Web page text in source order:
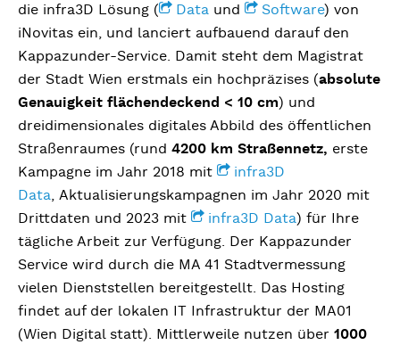
die infra3D Lösung (
Data und Software) von
iNovitas ein, und lanciert aufbauend darauf den
Kappazunder-Service. Damit steht dem Magistrat
der Stadt Wien erstmals ein hochpräzises (absolute
Genauigkeit flächendeckend < 10 cm) und
dreidimensionales digitales Abbild des öffentlichen
Straßenraumes (rund 4200 km Straßennetz, erste
Kampagne im Jahr 2018 mit
infra3D
Data, Aktualisierungskampagnen im Jahr 2020 mit
Drittdaten und 2023 mit
infra3D Data) für Ihre
tägliche Arbeit zur Verfügung. Der Kappazunder
Service wird durch die MA 41 Stadtvermessung
vielen Dienststellen bereitgestellt. Das Hosting
findet auf der lokalen IT Infrastruktur der MA01
(Wien Digital statt). Mittlerweile nutzen über 1000